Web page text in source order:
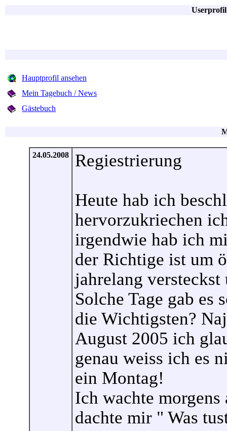
Userprofil
Hauptprofil ansehen
Mein Tagebuch / News
Gästebuch
24.05.2008 Regiestrierung
Heute hab ich
hervorzukriechen
irgendwie hab ich
der Richtige ist um
jahrelang versteckst
Solche Tage gab es
die Wichtigsten?
August 2005 ich
genau weiss ich es
ein Montag!
Ich wachte
dachte mir " Was